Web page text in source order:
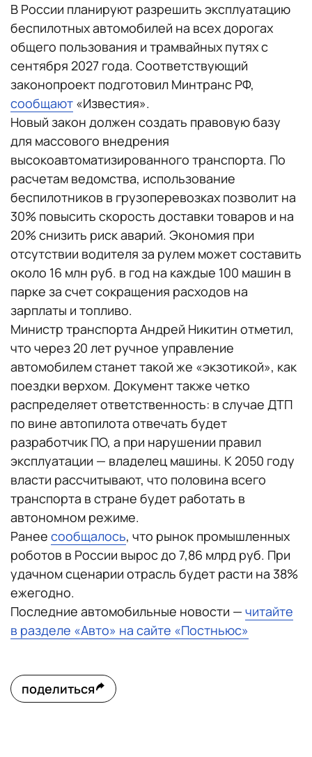
В России планируют разрешить эксплуатацию
беспилотных автомобилей на всех дорогах
общего пользования и трамвайных путях с
сентября 2027 года. Соответствующий
законопроект подготовил Минтранс РФ,
сообщают «Известия».
Новый закон должен создать правовую базу
для массового внедрения
высокоавтоматизированного транспорта. По
расчетам ведомства, использование
беспилотников в грузоперевозках позволит на
30% повысить скорость доставки товаров и на
20% снизить риск аварий. Экономия при
отсутствии водителя за рулем может составить
около 16 млн руб. в год на каждые 100 машин в
парке за счет сокращения расходов на
зарплаты и топливо.
Министр транспорта Андрей Никитин отметил,
что через 20 лет ручное управление
автомобилем станет такой же «экзотикой», как
поездки верхом. Документ также четко
распределяет ответственность: в случае ДТП
по вине автопилота отвечать будет
разработчик ПО, а при нарушении правил
эксплуатации — владелец машины. К 2050 году
власти рассчитывают, что половина всего
транспорта в стране будет работать в
автономном режиме.
Ранее сообщалось, что рынок промышленных
роботов в России вырос до 7,86 млрд руб. При
удачном сценарии отрасль будет расти на 38%
ежегодно.
Последние автомобильные новости — читайте
в разделе «Авто» на сайте «Постньюс»
поделиться